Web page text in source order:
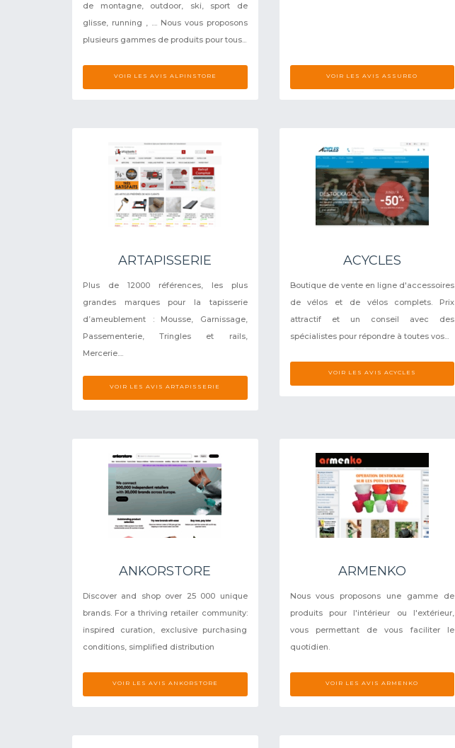
de montagne, outdoor, ski, sport de
glisse, running , .... Nous vous proposons
plusieurs gammes de produits pour tous...
VOIR LES AVIS ALPINSTORE VOIR LES AVIS ASSUREO
ARTAPISSERIE
Plus de 12000 références, les plus
grandes marques pour la tapisserie
d’ameublement : Mousse, Garnissage,
Passementerie, Tringles et rails,
Mercerie....
VOIR LES AVIS ARTAPISSERIE
ACYCLES
Boutique de vente en ligne d'accessoires
de vélos et de vélos complets. Prix
attractif et un conseil avec des
spécialistes pour répondre à toutes vos...
VOIR LES AVIS ACYCLES
ANKORSTORE
Discover and shop over 25 000 unique
brands. For a thriving retailer community:
inspired curation, exclusive purchasing
conditions, simplified distribution
VOIR LES AVIS ANKORSTORE
ARMENKO
Nous vous proposons une gamme de
produits pour l'intérieur ou l'extérieur,
vous permettant de vous faciliter le
quotidien.
VOIR LES AVIS ARMENKO